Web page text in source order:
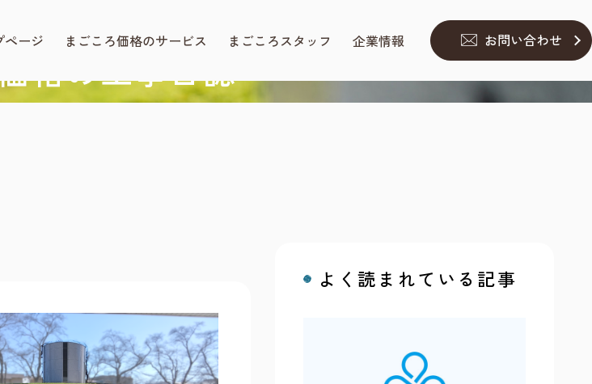
価格.com
ページ まごころ価格のサービス まごころスタッフ 企業情報 お問い合わせ
格の工事日誌
よく読まれている記事